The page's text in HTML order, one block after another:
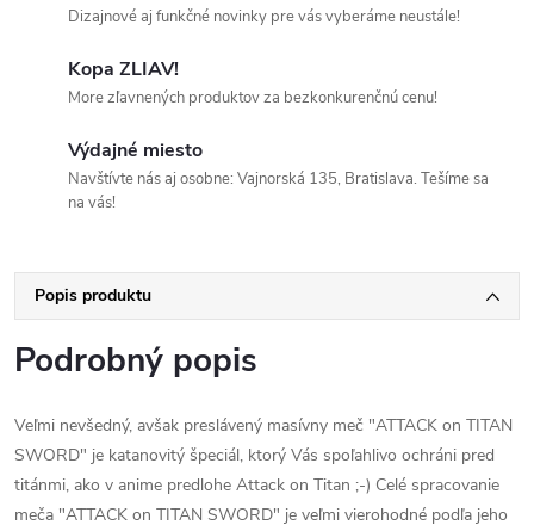
Dizajnové aj funkčné novinky pre vás vyberáme neustále!
Kopa ZLIAV!
More zľavnených produktov za bezkonkurenčnú cenu!
Výdajné miesto
Navštívte nás aj osobne: Vajnorská 135, Bratislava. Tešíme sa
na vás!
Popis produktu
Podrobný popis
Veľmi nevšedný, avšak preslávený masívny meč "ATTACK on TITAN
SWORD" je katanovitý špeciál, ktorý Vás spoľahlivo ochráni pred
titánmi, ako v anime predlohe Attack on Titan ;-) Celé spracovanie
meča "ATTACK on TITAN SWORD" je veľmi vierohodné podľa jeho